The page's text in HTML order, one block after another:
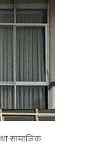
सामाजिक